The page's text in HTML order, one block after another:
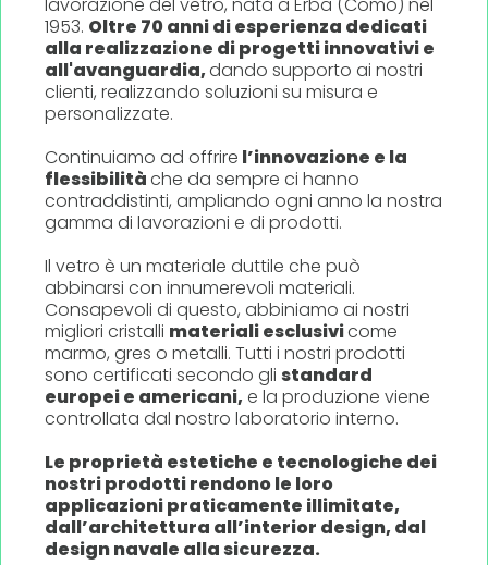
lavorazione del vetro, nata a Erba (Como) nel
1953. Oltre 70 anni di esperienza dedicati
alla realizzazione di progetti innovativi e
all'avanguardia,dando supporto ai nostri
clienti, realizzando soluzioni su misura e
personalizzate.
Continuiamo ad offrire l’innovazione e la
flessibilitàche da sempre ci hanno
contraddistinti, ampliando ogni anno la nostra
gamma di lavorazioni e di prodotti.
Il vetro è un materiale duttile che può
abbinarsi con innumerevoli materiali.
Consapevoli di questo, abbiniamo ai nostri
migliori cristalli materiali esclusivicome
marmo, gres o metalli. Tutti i nostri prodotti
sono certificati secondo glistandard
europei e americani, e la produzione viene
controllata dal nostro laboratorio interno.
Le proprietà estetiche e tecnologiche dei
nostri prodotti rendono le loro
applicazioni praticamente illimitate,
dall’architettura all’interior design, dal
design navale alla sicurezza.